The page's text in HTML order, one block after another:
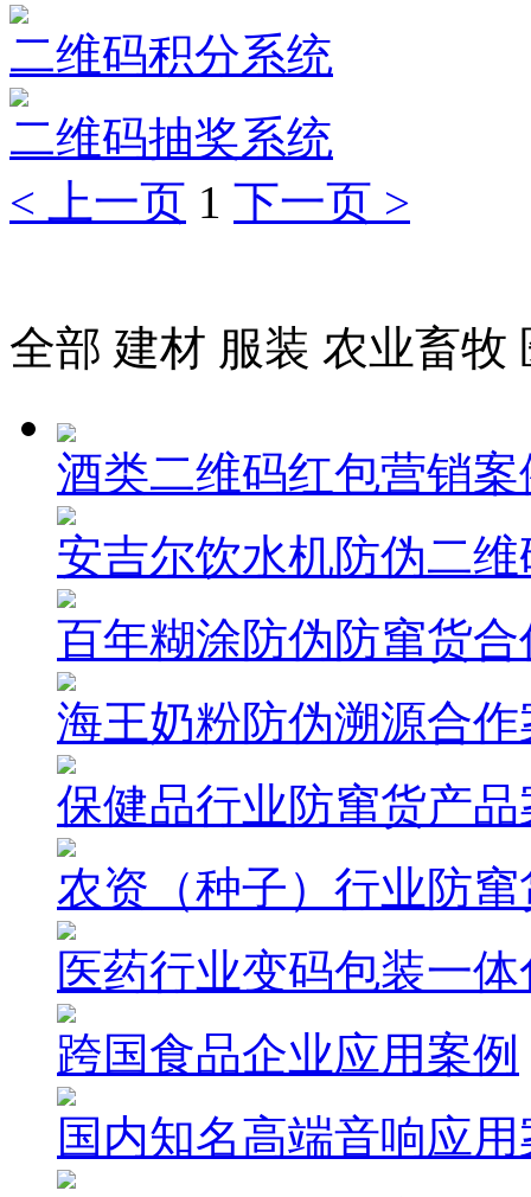
二维码积分系统
二维码抽奖系统
< 上一页 1 下一页 >
全部 建材 服装 农业畜牧
酒类二维码红包营销案
安吉尔饮水机防伪二
百年糊涂防伪防窜货
海王奶粉防伪溯源合作
保健品行业防窜货产品
农资（种子）行业防
医药行业变码包装一
跨国食品企业应用案例
国内知名高端音响应